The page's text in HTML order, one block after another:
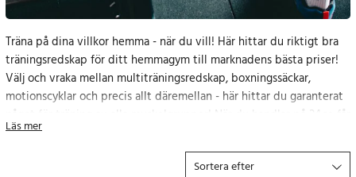
Träna på dina villkor hemma - när du vill! Här hittar du riktigt bra
träningsredskap för ditt hemmagym till marknadens bästa priser!
Välj och vraka mellan multiträningsredskap, boxningssäckar,
motionscyklar och precis allt däremellan - här hittar du garanterat
något för träning av alla muskelgrupper! När du handlar på 24.se får
du alltid prisgaranti, 365 dagars öppet köp och leverans inom 2-3
dagar eller 24 h med expressfrakt. Beställ dina nya träningsredskap
Läs mer
Sortera efter